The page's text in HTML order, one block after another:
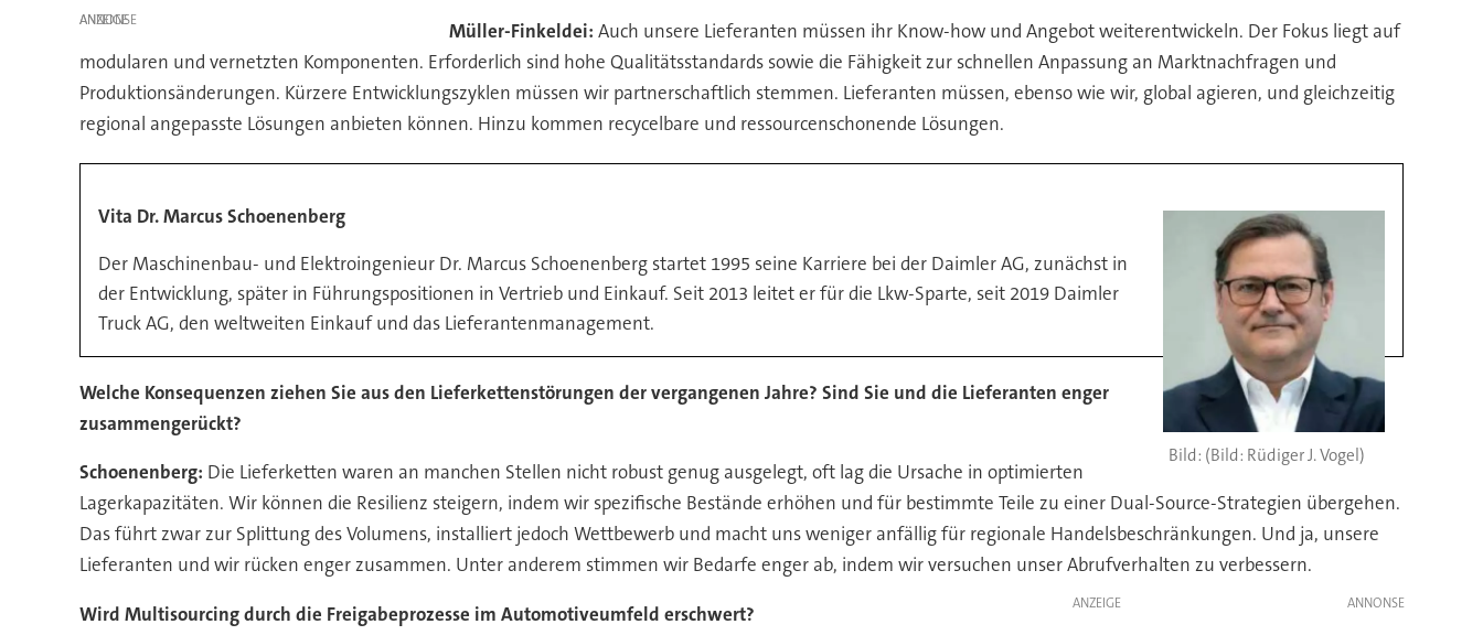
ANZEIGE Müller-Finkeldei: Auch unsere Lieferanten müssen ihr Know-how und Angebot weiterentwickeln. Der Fokus liegt auf
modularen und vernetzten Komponenten. Erforderlich sind hohe Qualitätsstandards sowie die Fähigkeit zur schnellen Anpassung an Marktnachfragen und
Produktionsänderungen. Kürzere Entwicklungszyklen müssen wir partnerschaftlich stemmen. Lieferanten müssen, ebenso wie wir, global agieren, und gleichzeitig
regional angepasste Lösungen anbieten können. Hinzu kommen recycelbare und ressourcenschonende Lösungen.
(Bild: Rüdiger J. Vogel)
Vita Dr. Marcus Schoenenberg
Der Maschinenbau- und Elektroingenieur Dr. Marcus Schoenenberg startet 1995 seine Karriere bei der Daimler AG, zunächst in
der Entwicklung, später in Führungspositionen in Vertrieb und Einkauf. Seit 2013 leitet er für die Lkw-Sparte, seit 2019 Daimler
Truck AG, den weltweiten Einkauf und das Lieferantenmanagement.
Welche Konsequenzen ziehen Sie aus den Lieferkettenstörungen der vergangenen Jahre? Sind Sie und die Lieferanten enger
zusammengerückt?
Schoenenberg: Die Lieferketten waren an manchen Stellen nicht robust genug ausgelegt, oft lag die Ursache in optimierten
Lagerkapazitäten. Wir können die Resilienz steigern, indem wir spezifische Bestände erhöhen und für bestimmte Teile zu einer Dual-Source-Strategien übergehen.
Das führt zwar zur Splittung des Volumens, installiert jedoch Wettbewerb und macht uns weniger anfällig für regionale Handelsbeschränkungen. Und ja, unsere
Lieferanten und wir rücken enger zusammen. Unter anderem stimmen wir Bedarfe enger ab, indem wir versuchen unser Abrufverhalten zu verbessern.
ANZEIGE
Wird Multisourcing durch die Freigabeprozesse im Automotiveumfeld erschwert?